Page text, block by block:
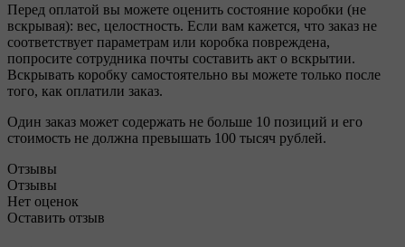
Перед оплатой вы можете оценить состояние коробки (не
вскрывая): вес, целостность. Если вам кажется, что заказ не
соответствует параметрам или коробка повреждена,
попросите сотрудника почты составить акт о вскрытии.
Вскрывать коробку самостоятельно вы можете только после
того, как оплатили заказ.
Один заказ может содержать не больше 10 позиций и его
стоимость не должна превышать 100 тысяч рублей.
Отзывы
Отзывы
Нет оценок
Оставить отзыв